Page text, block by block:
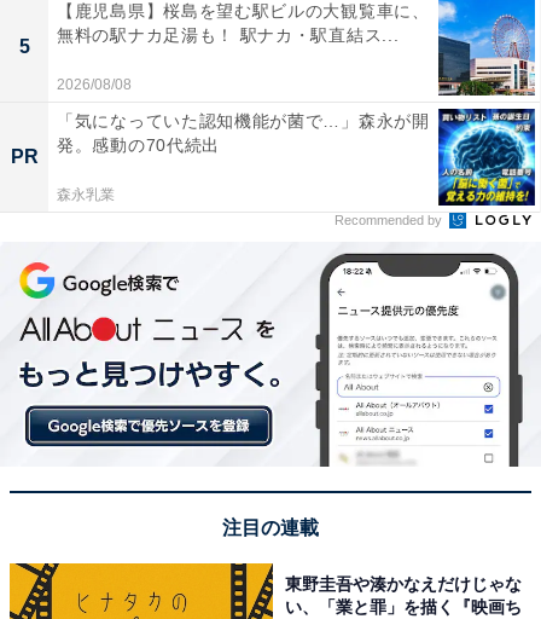
踵の部分全体が倒れる
ライトスリッポンは脱いだり履いたりがしやすいよう
に、かかとが倒しやすくなっています。「倒す」と書い
たのは、かかと部分を内側に折るようにして倒すからで
す。かかとを上から潰すのではなくて、パタリと倒すの
5
【鹿児島県】桜島を望む駅ビルの大観覧車に、
無料の駅ナカ足湯も！ 駅ナカ・駅直結ス...
2026/08/08
PR
「気になっていた認知機能が菌で…」森永が開
発。感動の70代続出
森永乳業
Recommended by
注目の連載
東野圭吾や湊かなえだけじゃな
い、「業と罪」を描く『映画ち